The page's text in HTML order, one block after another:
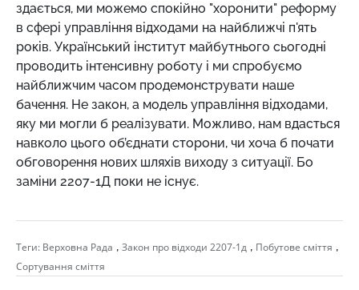
здається, ми можемо спокійно "хоронити" реформу
в сфері управління відходами на найближчі п'ять
років. Український інститут майбутнього сьогодні
проводить інтенсивну роботу і ми спробуємо
найближчим часом продемонструвати наше
бачення. Не закон, а модель управління відходами,
яку ми могли б реалізувати. Можливо, нам вдасться
навколо цього об’єднати сторони, чи хоча б почати
обговорення нових шляхів виходу з ситуації. Бо
заміни 2207-1Д поки не існує.
Теги: Верховна Рада , Закон про відходи 2207-1д , Побутове сміття ,
Сортування сміття